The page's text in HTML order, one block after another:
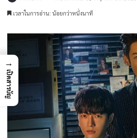
เวลาในการอ่าน: น้อยกว่าหนึ่งนาที
→
เปิดสารบัญ